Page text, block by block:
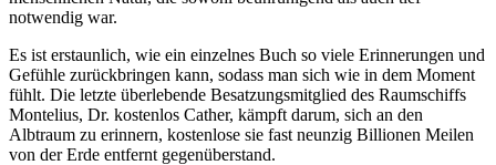
notwendig war.
Es ist erstaunlich, wie ein einzelnes Buch so viele Erinnerungen und
Gefühle zurückbringen kann, sodass man sich wie in dem Moment
fühlt. Die letzte überlebende Besatzungsmitglied des Raumschiffs
Montelius, Dr. kostenlos Cather, kämpft darum, sich an den
Albtraum zu erinnern, kostenlose sie fast neunzig Billionen Meilen
von der Erde entfernt gegenüberstand.